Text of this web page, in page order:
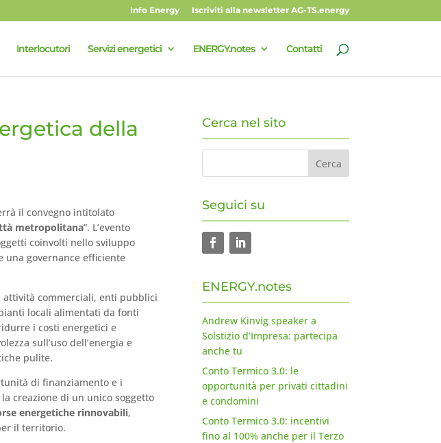
Info Energy Iscriviti alla newsletter AG-TS.energy
Interlocutori Servizi energetici ENERGY.notes Contatti
della
il convegno intitolato
metropolitana”. L’evento
coinvolti nello sviluppo
una governance efficiente
attività commerciali, enti pubblici
locali alimentati da fonti
i costi energetici e
sull’uso dell’energia e
pulite.
di finanziamento e i
creazione di un unico soggetto
energetiche rinnovabili,
il territorio.
Cerca nel sito
Seguici su
ENERGY.notes
Andrew Kinvig speaker a
Solstizio d’Impresa: partecipa
anche tu
Conto Termico 3.0: le
opportunità per privati cittadini
e condomini
Conto Termico 3.0: incentivi
fino al 100% anche per il Terzo